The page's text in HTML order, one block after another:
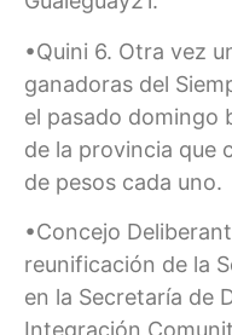
•Quini 6. Otra vez
ganadoras del
el pasado domingo
de la provincia que
de pesos cada uno.
•Concejo
reunificación de la
en la Secretaría de
Integración